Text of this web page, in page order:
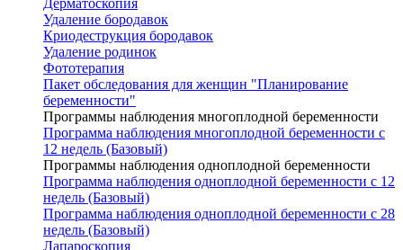
Дерматоскопия
Удаление бородавок
Криодеструкция бородавок
Удаление родинок
Фототерапия
Пакет обследования для женщин "Планирование
беременности"
Программы наблюдения многоплодной беременности
Программа наблюдения многоплодной беременности с
12 недель (Базовый)
Программы наблюдения одноплодной беременности
Программа наблюдения одноплодной беременности с 12
недель (Базовый)
Программа наблюдения одноплодной беременности с 28
недель (Базовый)
Лапароскопия